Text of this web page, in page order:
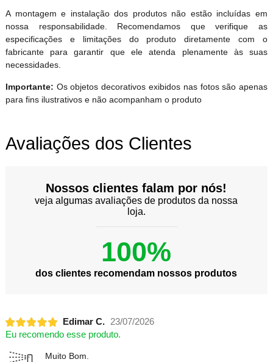
A montagem e instalação dos produtos não estão incluídas em
nossa responsabilidade. Recomendamos que verifique as
especificações e limitações do produto diretamente com o
fabricante para garantir que ele atenda plenamente às suas
necessidades.
Importante: Os objetos decorativos exibidos nas fotos são apenas
para fins ilustrativos e não acompanham o produto
Avaliações dos Clientes
Nossos clientes falam por nós!
veja algumas avaliações de produtos da nossa
loja.
100%
dos clientes recomendam nossos produtos
Edimar C. 23/07/2026
Eu recomendo esse produto.
Muito Bom.